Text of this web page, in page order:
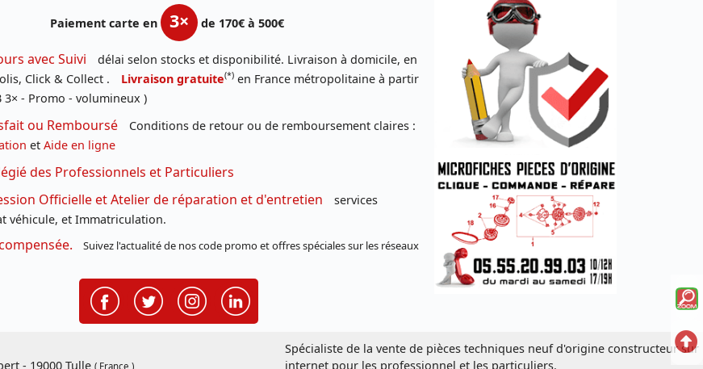
Paiement carte en 3× de 170€ à 500€
avec Suivi
délai selon stocks et disponibilité. Livraison à domicile, en
Click & Collect .
Livraison gratuite(*) en France métropolitaine à partir
3× - Promo - volumineux )
ou Remboursé
Conditions de retour ou de remboursement claires :
et Aide en ligne
des Professionnels et Particuliers
Officielle et Atelier de réparation et d'entretien
services
véhicule, et Immatriculation.
Suivez l'actualité de nos code promo et offres spéciales sur les réseaux
- 19000 Tulle ( France )
Spécialiste de la vente de pièces techniques neuf d'origine constructeur sur
internet pour les professionnel et les particuliers.
la